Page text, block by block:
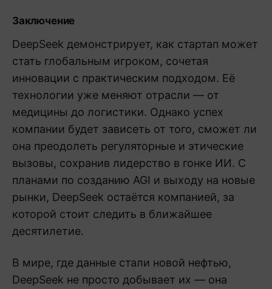
Заключение
DeepSeek демонстрирует, как стартап может
стать глобальным игроком, сочетая
инновации с практическим подходом. Её
технологии уже меняют отрасли — от
медицины до логистики. Однако успех
компании будет зависеть от того, сможет ли
она преодолеть регуляторные и этические
вызовы, сохранив лидерство в гонке ИИ. С
планами по созданию AGI и выходу на новые
рынки, DeepSeek остаётся компанией, за
которой стоит следить в ближайшее
десятилетие.
В мире, где данные стали новой нефтью,
DeepSeek не просто добывает их — она